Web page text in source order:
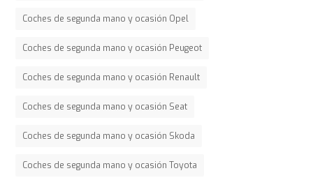
Coches de segunda mano y ocasión Opel
Coches de segunda mano y ocasión Peugeot
Coches de segunda mano y ocasión Renault
Coches de segunda mano y ocasión Seat
Coches de segunda mano y ocasión Skoda
Coches de segunda mano y ocasión Toyota